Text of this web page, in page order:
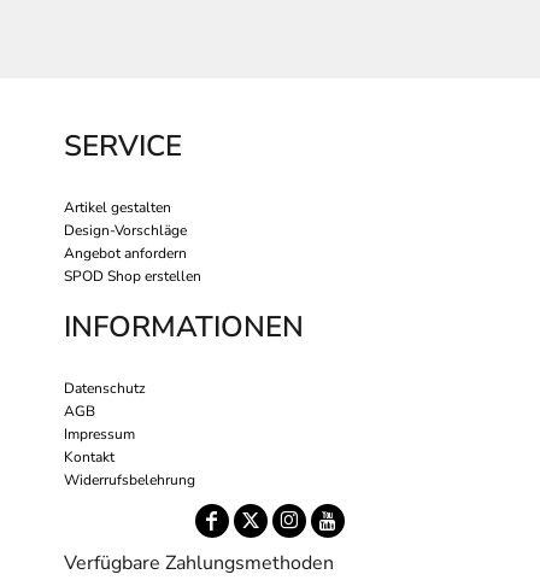
SERVICE
Artikel gestalten
Design-Vorschläge
Angebot anfordern
SPOD Shop erstellen
INFORMATIONEN
Datenschutz
AGB
Impressum
Kontakt
Widerrufsbelehrung
Verfügbare Zahlungsmethoden